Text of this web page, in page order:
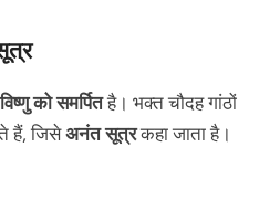
को समर्पितहै। भक्त चौदह गांठों
हैं, जिसेअनंत सूत्रकहा जाता है।